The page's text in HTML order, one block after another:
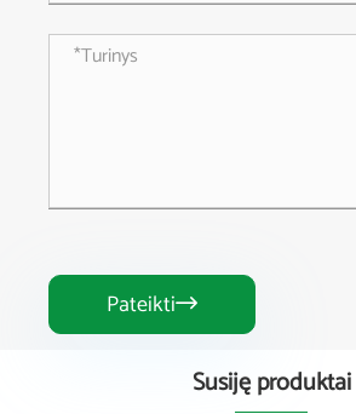
Pateikti
Susiję produktai